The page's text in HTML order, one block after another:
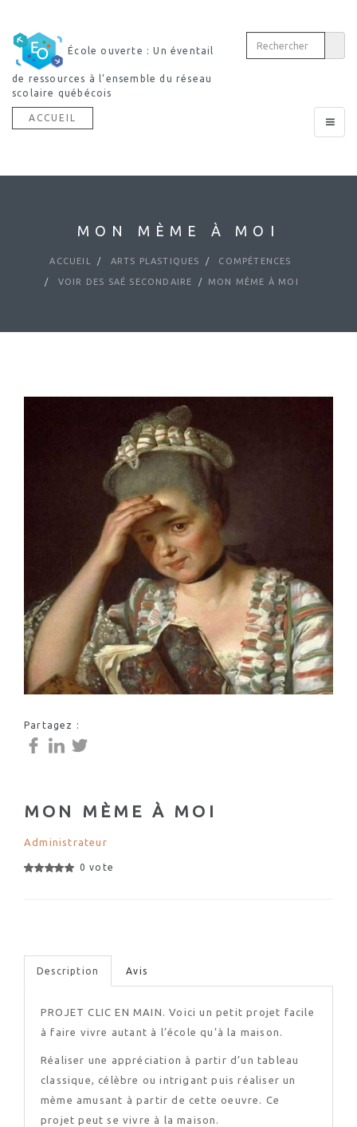
École ouverte : Un éventail
de ressources à l’ensemble du réseau
scolaire québécois
Toggle
ACCUEIL
MON MÈME À MOI
ACCUEIL ARTS PLASTIQUES COMPÉTENCES
VOIR DES SAÉ SECONDAIRE MON MÈME À MOI
Partagez :
MON MÈME À MOI
Administrateur
0 vote
Description Avis
PROJET CLIC EN MAIN. Voici un petit projet facile
à faire vivre autant à l’école qu’à la maison.
Réaliser une appréciation à partir d’un tableau
classique, célèbre ou intrigant puis réaliser un
mème amusant à partir de cette oeuvre. Ce
projet peut se vivre à la maison.